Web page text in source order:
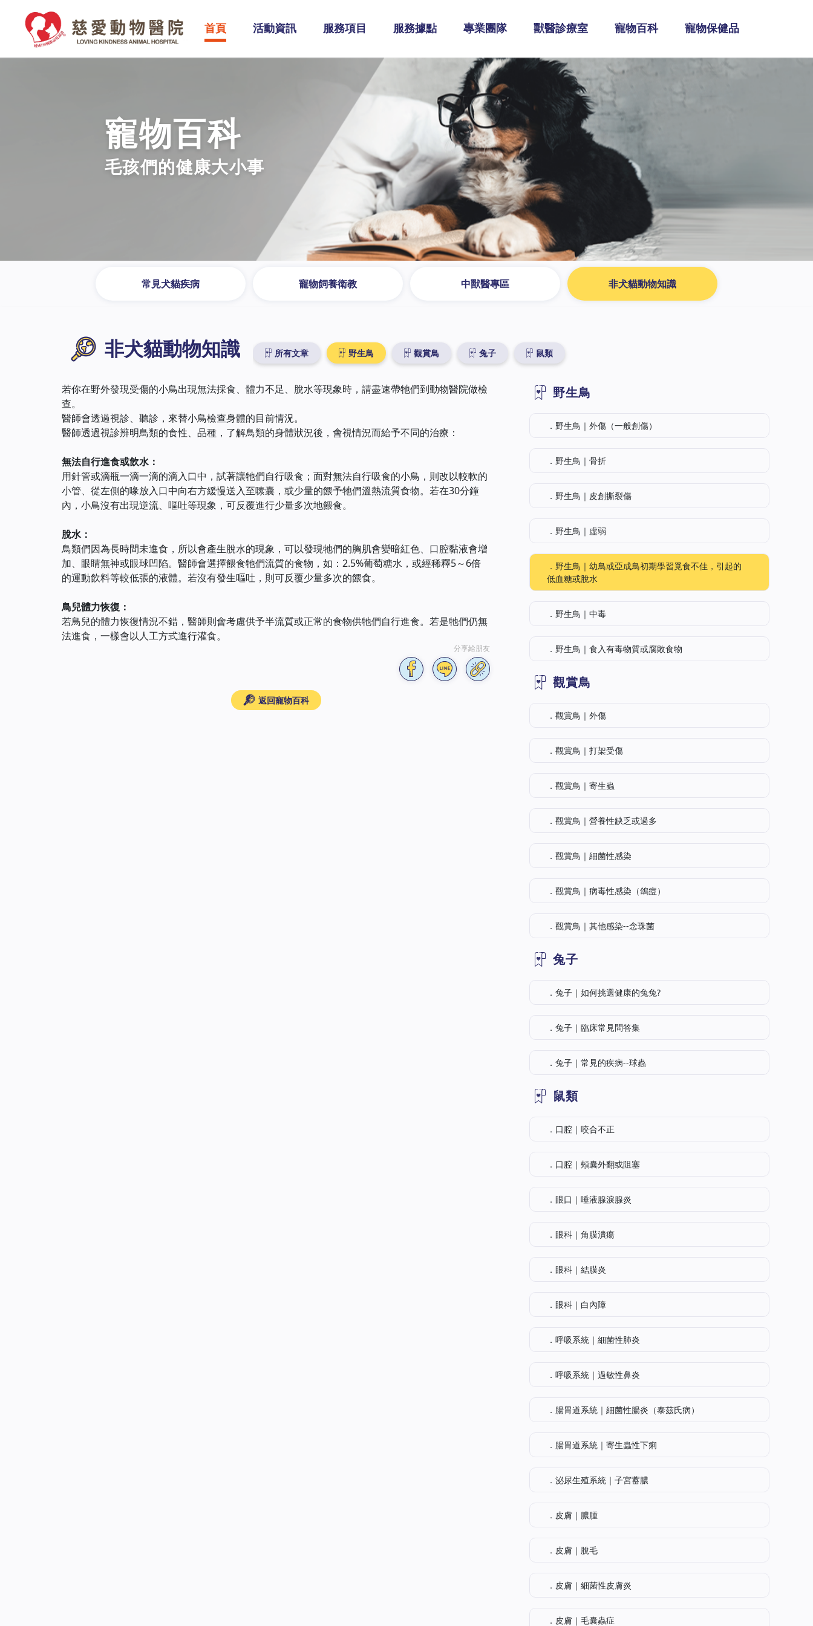
首頁 活動資訊 服務項目 服務據點 專業團隊 獸醫診療室 寵物百科 寵物保健品
寵物百科
毛孩們的健康大小事
常見犬貓疾病 寵物飼養衛教 中獸醫專區 非犬貓動物知識
非犬貓動物知識 所有文章 野生鳥 觀賞鳥 兔子 鼠類
若你在野外發現受傷的小鳥出現無法採食、體力不足、脫水等現象時，請盡速帶牠們到動物醫院做檢
查。
醫師會透過視診、聽診，來替小鳥檢查身體的目前情況。
醫師透過視診辨明鳥類的食性、品種，了解鳥類的身體狀況後，會視情況而給予不同的治療：
無法自行進食或飲水：
用針管或滴瓶一滴一滴的滴入口中，試著讓牠們自行吸食；面對無法自行吸食的小鳥，則改以較軟的
小管、從左側的喙放入口中向右方緩慢送入至嗉囊，或少量的餵予牠們溫熱流質食物。若在30分鐘
內，小鳥沒有出現逆流、嘔吐等現象，可反覆進行少量多次地餵食。
脫水：
鳥類們因為長時間未進食，所以會產生脫水的現象，可以發現牠們的胸肌會變暗紅色、口腔黏液會增
加、眼睛無神或眼球凹陷。醫師會選擇餵食牠們流質的食物，如：2.5%葡萄糖水，或經稀釋5～6倍
的運動飲料等較低張的液體。若沒有發生嘔吐，則可反覆少量多次的餵食。
鳥兒體力恢復：
若鳥兒的體力恢復情況不錯，醫師則會考慮供予半流質或正常的食物供牠們自行進食。若是牠們仍無
法進食，一樣會以人工方式進行灌食。
分享給朋友
返回寵物百科
野生鳥
．野生鳥｜外傷（一般創傷）
．野生鳥｜骨折
．野生鳥｜皮創撕裂傷
．野生鳥｜虛弱
．野生鳥｜幼鳥或亞成鳥初期學習覓食不佳，引起的
低血糖或脫水
．野生鳥｜中毒
．野生鳥｜食入有毒物質或腐敗食物
觀賞鳥
．觀賞鳥｜外傷
．觀賞鳥｜打架受傷
．觀賞鳥｜寄生蟲
．觀賞鳥｜營養性缺乏或過多
．觀賞鳥｜細菌性感染
．觀賞鳥｜病毒性感染（鴿痘）
．觀賞鳥｜其他感染--念珠菌
兔子
．兔子｜如何挑選健康的兔兔?
．兔子｜臨床常見問答集
．兔子｜常見的疾病--球蟲
鼠類
．口腔｜咬合不正
．口腔｜頰囊外翻或阻塞
．眼口｜唾液腺淚腺炎
．眼科｜角膜潰瘍
．眼科｜結膜炎
．眼科｜白內障
．呼吸系統｜細菌性肺炎
．呼吸系統｜過敏性鼻炎
．腸胃道系統｜細菌性腸炎（泰茲氏病）
．腸胃道系統｜寄生蟲性下痢
．泌尿生殖系統｜子宮蓄膿
．皮膚｜膿腫
．皮膚｜脫毛
．皮膚｜細菌性皮膚炎
．皮膚｜毛囊蟲症